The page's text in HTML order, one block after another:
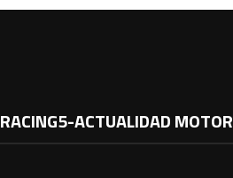
RACING5-ACTUALIDAD MOTOR